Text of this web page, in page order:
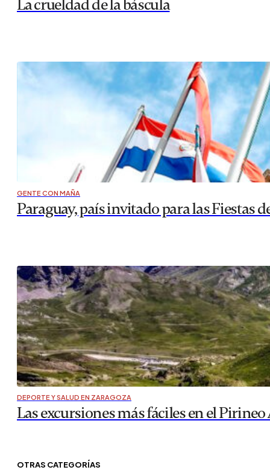
La crueldad de la báscula
GENTE CON MAÑA
Paraguay, país invitado para las Fiestas
DEPORTE Y SALUD EN ZARAGOZA
Las excursiones más fáciles en el
OTRAS CATEGORÍAS